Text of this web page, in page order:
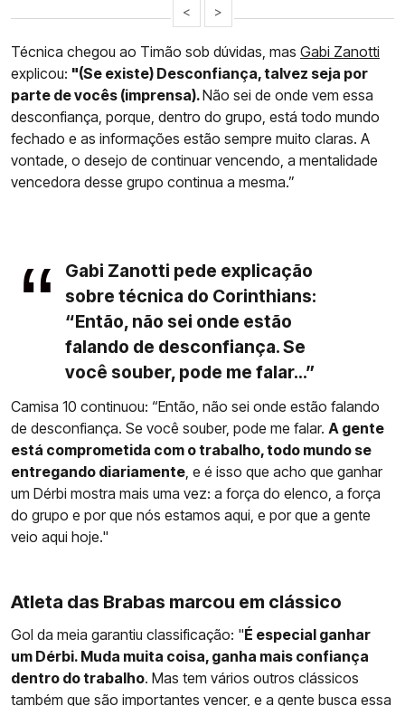
< >
Técnica chegou ao Timão sob dúvidas, mas Gabi Zanotti
explicou: "(Se existe) Desconfiança, talvez seja por
parte de vocês (imprensa).Não sei de onde vem essa
desconfiança, porque, dentro do grupo, está todo mundo
fechado e as informações estão sempre muito claras. A
vontade, o desejo de continuar vencendo, a mentalidade
vencedora desse grupo continua a mesma.”
Gabi Zanotti pede explicação
sobre técnica do Corinthians:
“Então, não sei onde estão
falando de desconfiança. Se
você souber, pode me falar...”
Camisa 10 continuou: “Então, não sei onde estão falando
de desconfiança. Se você souber, pode me falar. A gente
está comprometida com o trabalho, todo mundo se
entregando diariamente, e é isso que acho que ganhar
um Dérbi mostra mais uma vez: a força do elenco, a força
do grupo e por que nós estamos aqui, e por que a gente
veio aqui hoje."
Atleta das Brabas marcou em clássico
Gol da meia garantiu classificação: "É especial ganhar
um Dérbi. Muda muita coisa, ganha mais confiança
dentro do trabalho. Mas tem vários outros clássicos
também que são importantes vencer, e a gente busca essa